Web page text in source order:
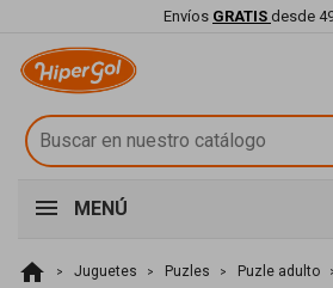
Envíos GRATIS desde
MENÚ
home Juguetes Puzles Puzle adulto